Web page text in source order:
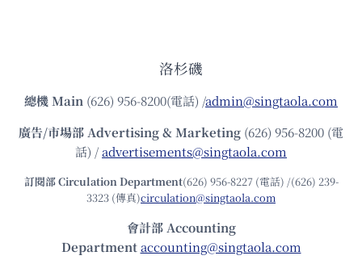
洛杉磯
總機Main (626) 956-8200(電話) /admin@singtaola.com
廣告/市場部Advertising & Marketing (626) 956-8200 (電
話) /advertisements@singtaola.com
訂閱部 Circulation Department(626) 956-8227 (電話) /(626) 239-
3323 (傳真)circulation@singtaola.com
會計部 Accounting
Department accounting@singtaola.com